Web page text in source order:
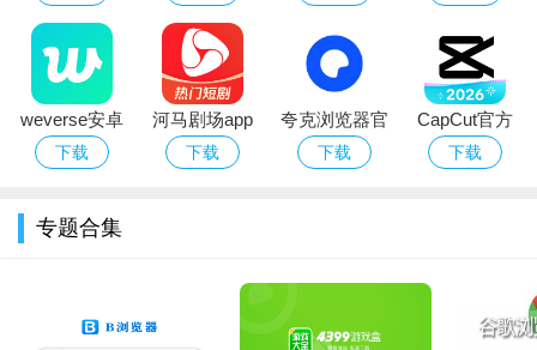
1、自定义的添加APP提供的各种涂鸦，给浏览器添加有趣的
血版免费下载
官方版（防弹
粉丝社区）
weverse安卓
下载2026中文
下载
河马剧场app
官方正版免费
下载
夸克浏览器官
方版下载2026
下载
CapCut官方
正版下载免费
下载
专题合集